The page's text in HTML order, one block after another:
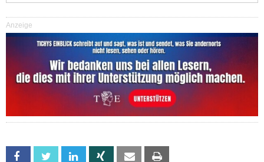
Anzeige
Facebook Twitter Linkedin Xing Email